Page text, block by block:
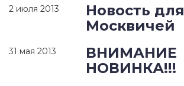
2 июля 2013
Новость для
Москвичей
31 мая 2013
ВНИМАНИЕ
НОВИНКА!!!